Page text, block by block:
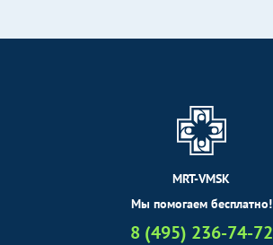
MRT-VMSK
Мы помогаем бесплатно!
8 (495) 236-74-72